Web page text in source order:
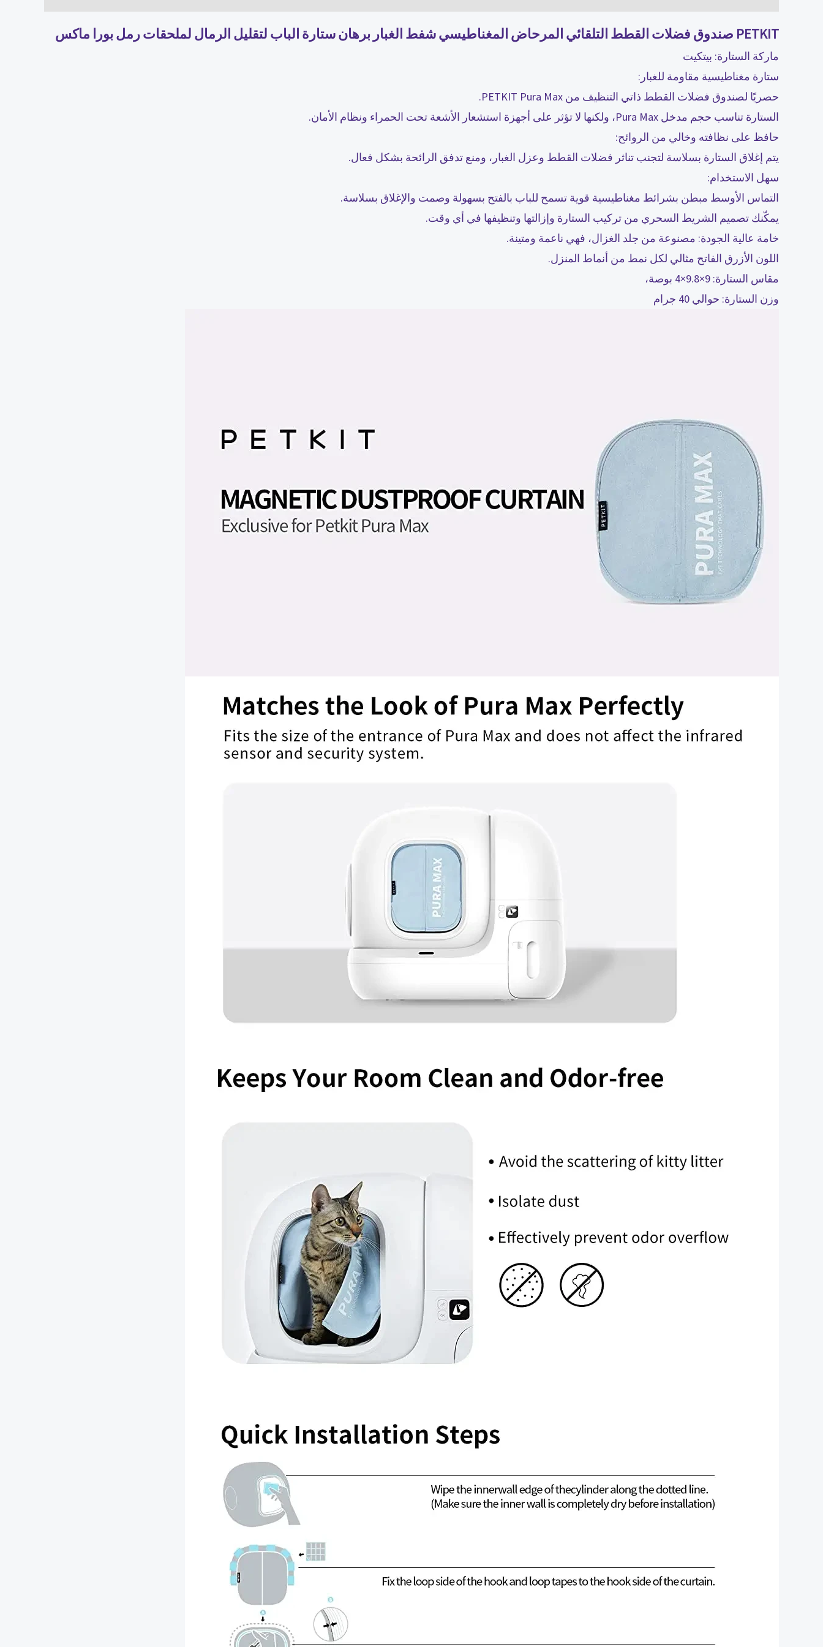
PETKIT صندوق فضلات القطط التلقائي المرحاض المغناطيسي شفط الغبار برهان ستارة الباب لتقليل الرمال لملحقات رمل بورا ماكس
ماركة الستارة: بيتكيت
ستارة مغناطيسية مقاومة للغبار:
حصريًا لصندوق فضلات القطط ذاتي التنظيف من PETKIT Pura Max.
الستارة تناسب حجم مدخل Pura Max، ولكنها لا تؤثر على أجهزة استشعار الأشعة تحت الحمراء ونظام الأمان.
حافظ على نظافته وخالي من الروائح:
يتم إغلاق الستارة بسلاسة لتجنب تناثر فضلات القطط وعزل الغبار، ومنع تدفق الرائحة بشكل فعال.
سهل الاستخدام:
التماس الأوسط مبطن بشرائط مغناطيسية قوية تسمح للباب بالفتح بسهولة وصمت والإغلاق بسلاسة.
يمكّنك تصميم الشريط السحري من تركيب الستارة وإزالتها وتنظيفها في أي وقت.
خامة عالية الجودة: مصنوعة من جلد الغزال، فهي ناعمة ومتينة.
اللون الأزرق الفاتح مثالي لكل نمط من أنماط المنزل.
مقاس الستارة: 9×9.8×4 بوصة،
وزن الستارة: حوالي 40 جرام